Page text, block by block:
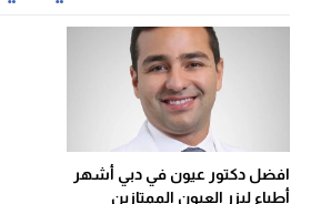
افضل دكتور عيون في دبي أشهر
أطباء ليزر العيون الممتازين